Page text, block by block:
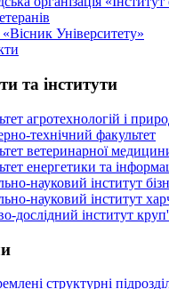
«Вісник Університету»
та інститути
агротехнологій і
технічний факультет
ветеринарної
енергетики та
науковий інститут
науковий інститут
дослідний інститут
структурні